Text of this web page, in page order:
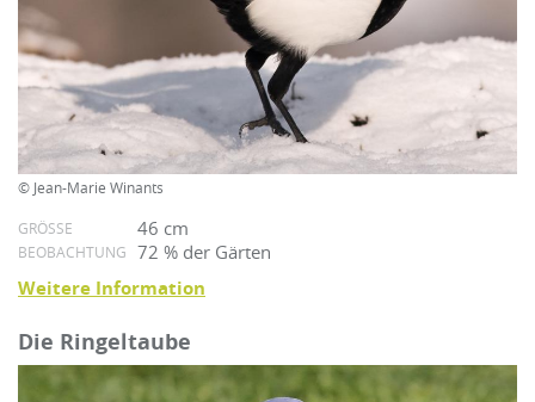
© Jean-Marie Winants
GRÖSSE 46 cm
BEOBACHTUNG 72 % der Gärten
Weitere Information
Die Ringeltaube